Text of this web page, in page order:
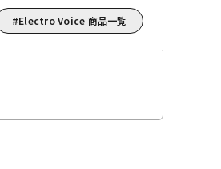
Electro Voice 商品一覧